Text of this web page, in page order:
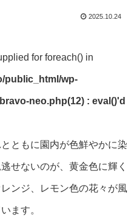
2025.10.24
for foreach() in
public_html/wp-
neo.php(12) : eval()'d
ともに園内が色鮮やかに染
せないのが、黄金色に輝く
ンジ、レモン色の花々が風
ます。